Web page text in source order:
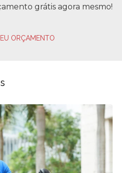
grátis agora mesmo!
ORÇAMENTO